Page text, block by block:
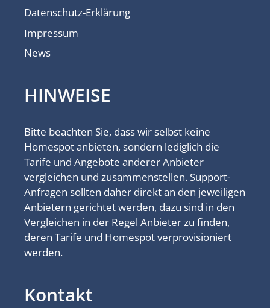
Datenschutz-Erklärung
Impressum
News
HINWEISE
Bitte beachten Sie, dass wir selbst keine
Homespot anbieten, sondern lediglich die
Tarife und Angebote anderer Anbieter
vergleichen und zusammenstellen. Support-
Anfragen sollten daher direkt an den jeweiligen
Anbietern gerichtet werden, dazu sind in den
Vergleichen in der Regel Anbieter zu finden,
deren Tarife und Homespot verprovisioniert
werden.
Kontakt